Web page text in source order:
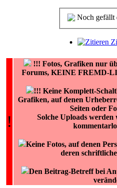
Noch gefällt
!
!!! Fotos, Grafiken nur
Forums, KEINE FREMD-
!!! Keine Komplett-
Grafiken, auf denen
Seiten oder
Solche Uploads werden
Keine Fotos, auf denen
deren
Den Beitrag-Betreff bei